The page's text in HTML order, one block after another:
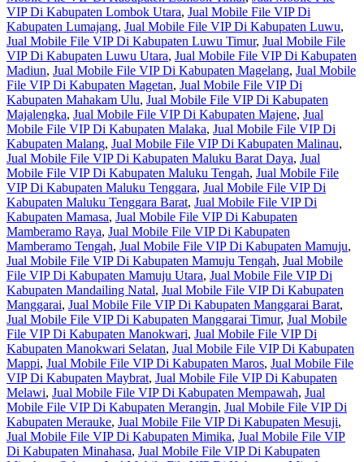
VIP Di Kabupaten Lombok Utara, Jual Mobile File VIP Di
Kabupaten Lumajang, Jual Mobile File VIP Di Kabupaten Luwu,
Jual Mobile File VIP Di Kabupaten Luwu Timur, Jual Mobile File
VIP Di Kabupaten Luwu Utara, Jual Mobile File VIP Di Kabupaten
Madiun, Jual Mobile File VIP Di Kabupaten Magelang, Jual Mobile
File VIP Di Kabupaten Magetan, Jual Mobile File VIP Di
Kabupaten Mahakam Ulu, Jual Mobile File VIP Di Kabupaten
Majalengka, Jual Mobile File VIP Di Kabupaten Majene, Jual
Mobile File VIP Di Kabupaten Malaka, Jual Mobile File VIP Di
Kabupaten Malang, Jual Mobile File VIP Di Kabupaten Malinau,
Jual Mobile File VIP Di Kabupaten Maluku Barat Daya, Jual
Mobile File VIP Di Kabupaten Maluku Tengah, Jual Mobile File
VIP Di Kabupaten Maluku Tenggara, Jual Mobile File VIP Di
Kabupaten Maluku Tenggara Barat, Jual Mobile File VIP Di
Kabupaten Mamasa, Jual Mobile File VIP Di Kabupaten
Mamberamo Raya, Jual Mobile File VIP Di Kabupaten
Mamberamo Tengah, Jual Mobile File VIP Di Kabupaten Mamuju,
Jual Mobile File VIP Di Kabupaten Mamuju Tengah, Jual Mobile
File VIP Di Kabupaten Mamuju Utara, Jual Mobile File VIP Di
Kabupaten Mandailing Natal, Jual Mobile File VIP Di Kabupaten
Manggarai, Jual Mobile File VIP Di Kabupaten Manggarai Barat,
Jual Mobile File VIP Di Kabupaten Manggarai Timur, Jual Mobile
File VIP Di Kabupaten Manokwari, Jual Mobile File VIP Di
Kabupaten Manokwari Selatan, Jual Mobile File VIP Di Kabupaten
Mappi, Jual Mobile File VIP Di Kabupaten Maros, Jual Mobile File
VIP Di Kabupaten Maybrat, Jual Mobile File VIP Di Kabupaten
Melawi, Jual Mobile File VIP Di Kabupaten Mempawah, Jual
Mobile File VIP Di Kabupaten Merangin, Jual Mobile File VIP Di
Kabupaten Merauke, Jual Mobile File VIP Di Kabupaten Mesuji,
Jual Mobile File VIP Di Kabupaten Mimika, Jual Mobile File VIP
Di Kabupaten Minahasa, Jual Mobile File VIP Di Kabupaten